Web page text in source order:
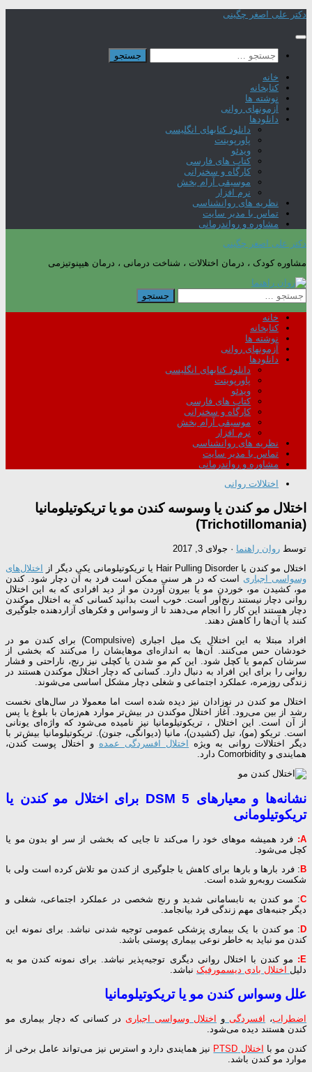
Skip
content
دکتر علی اصغر چگینی
جستجو
برای:
خانه
کتابخانه
نوشته ها
آزمونهای روانی
دانلودها
دانلود کتابهای انگلیسی
پاورپوینت
ویدئو
کتاب های فارسی
کارگاه و سخنرانی
موسیقی آرام بخش
نرم افزار
نظریه های روانشناسی
تماس با مدیر سایت
مشاوره و رواندرمانی
دکتر علی اصغر چگینی
مشاوره کودک ، درمان اختلالات ، شناخت درمانی ، درمان هیپنوتیزمی
جستجو
برای:
خانه
کتابخانه
نوشته ها
آزمونهای روانی
دانلودها
دانلود کتابهای انگلیسی
پاورپوینت
ویدئو
کتاب های فارسی
کارگاه و سخنرانی
موسیقی آرام بخش
نرم افزار
نظریه های روانشناسی
تماس با مدیر سایت
مشاوره و رواندرمانی
اختلالات روانی
اختلال مو کندن یا وسوسه کندن مو یا تریکوتیلومانیا
(Trichotillomania)
توسط روان راهنما · جولای 3, 2017
اختلال مو کندن یا Hair Pulling Disorder یا تریکوتیلومانی یکی دیگر از
اختلال‌های
وسواسی اجباری است که در هر سنی ممکن است فرد به آن دچار شود. کندن
مو، کشیدن مو، خوردن مو یا بیرون آوردن مو از دید افرادی که به این اختلال
روانی دچار نیستند رنج‌آور است. خوب است بدانید کسانی که به اختلال موکندن
دچار هستند این کار را انجام می‌دهند تا از وسواس و فکرهای آزاردهنده جلوگیری
کنند یا آن‌ها را کاهش دهند.
افراد مبتلا به این اختلال یک میل اجباری (Compulsive) برای کندن مو در
خودشان حس می‌کنند. آن‌ها به اندازه‌ای موهایشان را می‌کنند که بخشی از
سرشان کم‌مو یا کچل شود. این کم مو شدن یا کچلی نیز رنج، ناراحتی و فشار
روانی را برای این افراد به دنبال دارد. کسانی که دچار اختلال موکندن هستند در
زندگی روزمره، عملکرد اجتماعی و شغلی دچار مشکل اساسی می‌شوند.
اختلال مو کندن در نوزادان نیز دیده شده است اما معمولا در سال‌های نخست
رشد از بین می‌رود. آغاز اختلال موکندن در بیش‌تر موارد هم‌زمان با بلوغ یا پس
از آن است. این اختلال ، تریکوتیلومانیا نیز نامیده می‌شود که واژه‌ای یونانی
است. تریکو (مو)، تیل (کشیدن)، مانیا (دیوانگی، جنون). تریکوتیلومانیا بیش‌تر با
دیگر اختلالات روانی به ویژه اختلال افسردگی عمده و اختلال پوست کندن،
همایندی و Comorbidity دارد.
نشانه‌ها و معیارهای DSM 5 برای اختلال مو کندن یا
تریکوتیلومانی
A:
فرد همیشه موهای خود را می‌کند تا جایی که بخشی از سر او بدون مو یا
کچل می‌شود.
B : فرد بارها و بارها برای کاهش یا جلوگیری از کندن مو تلاش کرده است ولی با
شکست رو‌به‌رو شده است.
C: مو کندن به نابسامانی شدید و رنج شخصی در عملکرد اجتماعی، شغلی و
دیگر جنبه‌های مهم زندگی فرد بیانجامد.
D : مو کندن با یک بیماری پزشکی عمومی توجیه شدنی نباشد. برای نمونه این
کندن مو نباید به خاطر نوعی بیماری پوستی باشد.
E:
مو کندن با اختلال روانی دیگری توجیه‌پذیر نباشد. برای نمونه کندن مو به
دلیل اختلال بادی دیسمورفیک نباشد.
علل وسواس کندن مو یا تریکوتیلومانیا
اضطراب، افسردگی و اختلال وسواسی اجباری در کسانی که دچار بیماری مو
کندن هستند دیده می‌شود.
کندن مو با
اختلال PTSD
نیز همایندی دارد و استرس نیز می‌تواند عامل برخی از
موارد مو کندن باشد.